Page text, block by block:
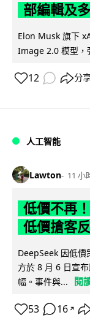
部編輯及
Elon Musk 旗下
Image 2.0 模型，
12 分
人工智能
Lawton 11 小
低價不再
低價搶客
DeepSeek 因低價
方於 8 月 6 日宣
幅。事件與...
閱
53 16 ↗